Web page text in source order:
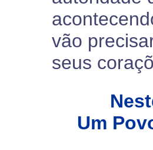
vão
seus
Um